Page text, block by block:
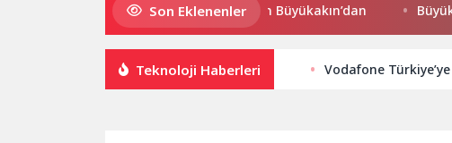
Son Eklenenler
Süper Enduro’da start Başkan Büyükakın’dan
Teknoloji Haberleri Vodafone